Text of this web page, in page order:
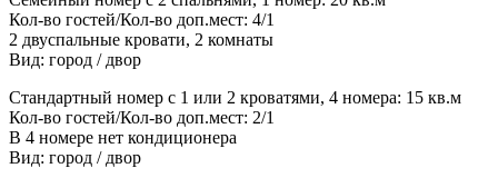
Кол-во гостей/Кол-во доп.мест: 4/1
2 двуспальные кровати, 2 комнаты
Вид: город / двор
Стандартный номер с 1 или 2 кроватями, 4 номера: 15 кв.м
Кол-во гостей/Кол-во доп.мест: 2/1
В 4 номере нет кондиционера
Вид: город / двор